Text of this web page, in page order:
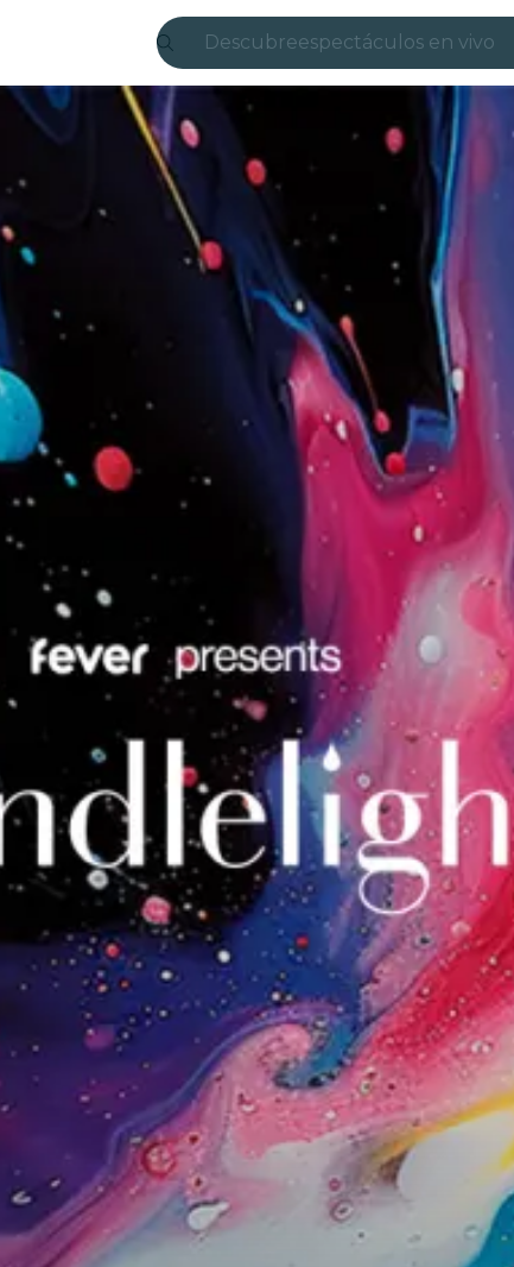
Descubreespectáculos en vivo
candlelight
experiencias y ciudades
São Paulo
exposiciones
Seúl
recorridos por la ciudad
conciertos
restaurantes
cine